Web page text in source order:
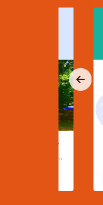
Rencontres Adhérents 2023
au Domaine des TOURNELLES -Lyon 5°-